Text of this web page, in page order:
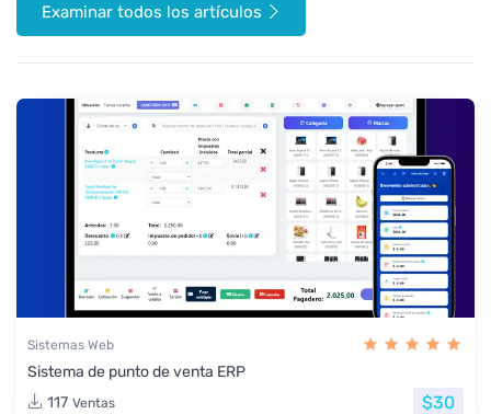
Examinar todos los artículos
Sistemas Web
Sistema de punto de venta ERP
117 Ventas $30